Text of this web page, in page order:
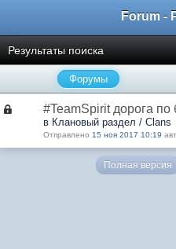
Результаты поиска
Форумы
#TeamSpirit дорога по
в Клановый раздел / Clans
Отправлено 15 ноя 2017 10:19
Полная версия